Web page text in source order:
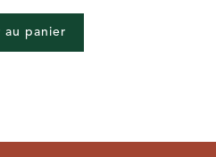
au panier